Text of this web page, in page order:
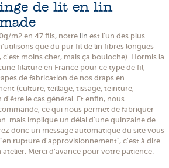
de lit en lin
m2 en 47 fils, notre lin est l'un des plus
que du pur fil de lin fibres longues
moins cher, mais ça bouloche). Hormis la
filature en France pour ce type de fil,
de fabrication de nos draps en
(culture, teillage, tissage, teinture,
le cas général. Et enfin, nous
ce qui nous permet de fabriquer
mais implique un délai d'une quinzaine de
donc un message automatique du site vous
rupture d'approvisionnement", c'est à dire
Merci d'avance pour votre patience.